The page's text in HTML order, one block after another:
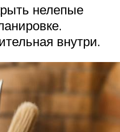
нелепые
внутри.